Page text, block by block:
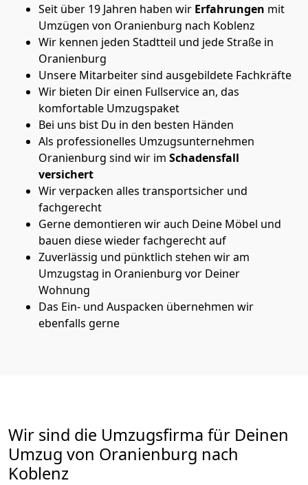
Seit über 19 Jahren haben wir Erfahrungen mit
Umzügen von Oranienburg nach Koblenz
Wir kennen jeden Stadtteil und jede Straße in
Oranienburg
Unsere Mitarbeiter sind ausgebildete Fachkräfte
Wir bieten Dir einen Fullservice an, das
komfortable Umzugspaket
Bei uns bist Du in den besten Händen
Als professionelles Umzugsunternehmen
Oranienburg sind wir im Schadensfall
versichert
Wir verpacken alles transportsicher und
fachgerecht
Gerne demontieren wir auch Deine Möbel und
bauen diese wieder fachgerecht auf
Zuverlässig und pünktlich stehen wir am
Umzugstag in Oranienburg vor Deiner
Wohnung
Das Ein- und Auspacken übernehmen wir
ebenfalls gerne
Wir sind die Umzugsfirma für Deinen
Umzug von Oranienburg nach
Koblenz